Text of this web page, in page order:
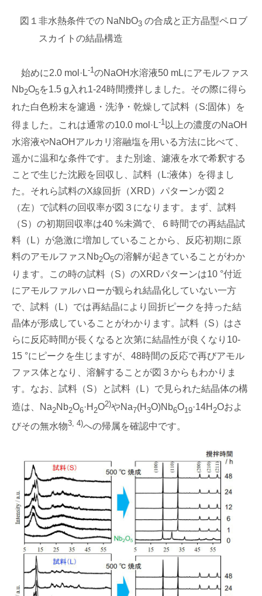
図１ 非水熱条件での NaNbO3 の合成と正方晶型ペロブ
スカイトの結晶構造
始めに2.0 mol·L-1のNaOH水溶液50 mLにアモルファス
Nb2O5を1.5 g入れ1-24時間攪拌しました。その際に得ら
れた白色粉末を濾過・洗浄・乾燥して試料（S:固体）を
得ました。これは通常の10.0 mol·L-1以上の濃度のNaOH
水溶液やNaOHアルカリ溶融塩を用いる方法に比べて、
遥かに温和な条件です。また別途、濾液を水で希釈する
ことで生じた沈殿を回収し、試料（L:液体）を得まし
た。それら試料のX線回折（XRD）パターンが図２
（左）で試料の回収率が図３になります。まず、試料
（S）の初期回収率は40 %未満で、６時間での再結晶試
料（L）が急激に増加していることから、反応初期に原
料のアモルファスNb2O5の溶解が起きていることがわか
ります。この時の試料（S）のXRDパターンは10 °付近
にアモルファルハローが観られ結晶化していない一方
で、試料（L）では再結晶により回折ピークを持った結
晶体が形成していることがわかります。試料（S）はさ
らに反応時間が長くなると次第に結晶性が良くなり10-
15 °にピークを生じますが、48時間の反応で再びアモル
ファス体となり、溶解することが図３からもわかりま
す。なお、試料（S）と試料（L）で見られた結晶体の構
造は、Na2Nb2O6·H 2O2)やNa7(H 3O)Nb6O19·14H 2Oおよ
びその無水物3, 4)への帰属を確認中です。